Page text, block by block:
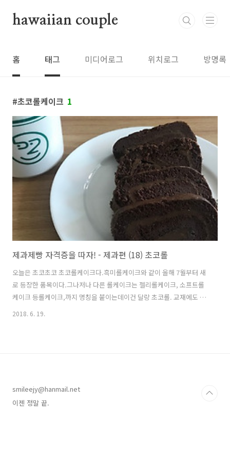
hawaiian couple
홈 태그 미디어로그 위치로그 방명록
초코롤케이크 1
제과제빵 자격증을 따자! - 제과편 (18) 초코롤
오늘은 초코초코 초코롤케이크다.흑미롤케이크와 같이 올해 7월부터 새
로 등장한 품목이다.그나저나 다른 롤케이크는 젤리롤케이크, 소프트롤
케이크 등롤케이크,까지 명칭을 붙이는데이건 달랑 초코롤. 교재에도 초
코롤.아, 명칭 정리를 해 주고 싶습미다. 초콜릿을 썩 좋아하지 않는 나에
제품을 뜻하..
2018. 6. 19.
smileejy@hanmail.net
이젠 정말 끝.